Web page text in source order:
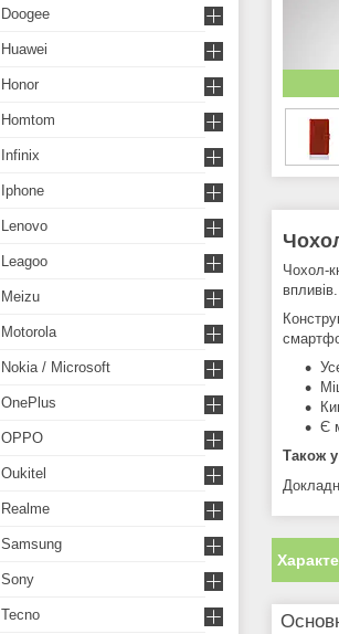
Чохол-
впливів.
Є
Також у
Doogee
Huawei
Honor
Homtom
Infinix
Iphone
Lenovo
Leagoo
Meizu
Motorola
Nokia / Microsoft
OnePlus
OPPO
Oukitel
Realme
Samsung
Sony
Tecno